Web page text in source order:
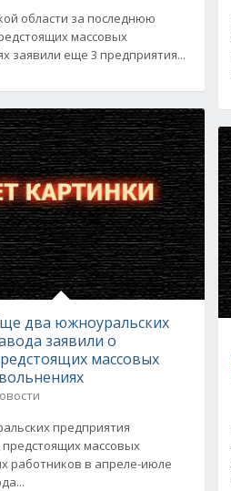
области за последнюю
массовых
заявили еще 3 предприятия...
два южноуральских
заявили о
массовых
предприятия
массовых
работников в апреле-июле